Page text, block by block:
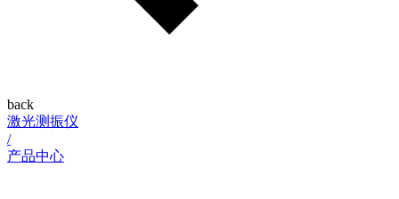
back
激光测振仪
/
产品中心